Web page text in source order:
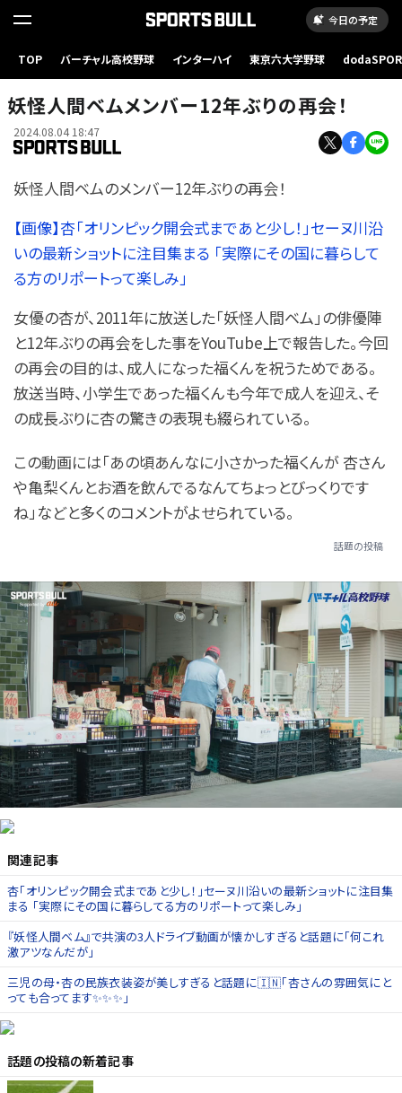
今日の予定
TOP バーチャル高校野球 インターハイ 東京六大学野球
妖怪人間ベムメンバー12年ぶりの再会！
2024.08.04 18:47
妖怪人間ベムのメンバー12年ぶりの再会！
【画像】杏「オリンピック開会式まであと少し！」セーヌ川沿
いの最新ショットに注目集まる 「実際にその国に暮らして
る方のリポートって楽しみ」
女優の杏が、2011年に放送した「妖怪人間ベム」の俳優陣
と12年ぶりの再会をした事をYouTube上で報告した。今回
の再会の目的は、成人になった福くんを祝うためである。
放送当時、小学生であった福くんも今年で成人を迎え、そ
の成長ぶりに杏の驚きの表現も綴られている。
この動画には「あの頃あんなに小さかった福くんが 杏さん
や亀梨くんとお酒を飲んでるなんてちょっとびっくりです
ね」などと多くのコメントがよせられている。
話題の投稿
関連記事
杏「オリンピック開会式まであと少し！」セーヌ川沿いの最新ショットに注目集
まる 「実際にその国に暮らしてる方のリポートって楽しみ」
『妖怪人間ベム』で共演の3人ドライブ動画が懐かしすぎると話題に「何これ
激アツなんだが」
三児の母・杏の民族衣装姿が美しすぎると話題に🇮🇳「杏さんの雰囲気にと
っても合ってます✨✨✨」
話題の投稿の新着記事